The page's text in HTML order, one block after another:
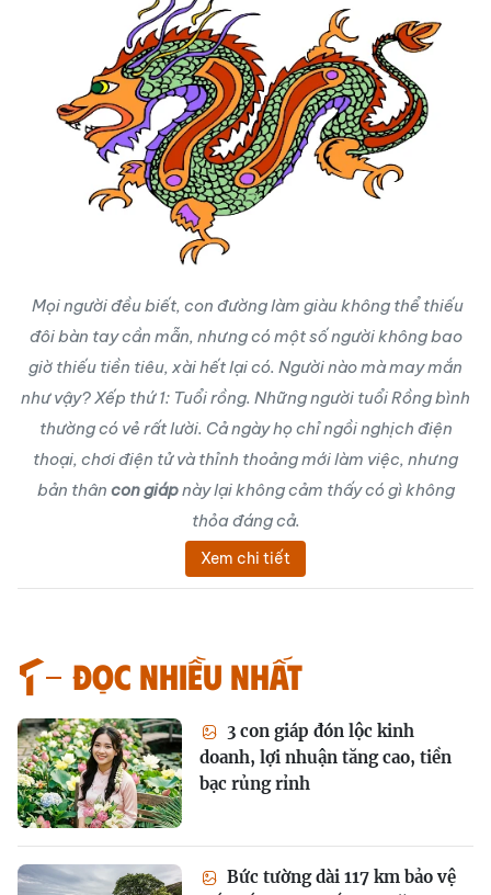
Mọi người đều biết, con đường làm giàu không thể thiếu
đôi bàn tay cần mẫn, nhưng có một số người không bao
giờ thiếu tiền tiêu, xài hết lại có. Người nào mà may mắn
như vậy? Xếp thứ 1: Tuổi rồng. Những người tuổi Rồng bình
thường có vẻ rất lười. Cả ngày họ chỉ ngồi nghịch điện
thoại, chơi điện tử và thỉnh thoảng mới làm việc, nhưng
bản thân con giápnày lại không cảm thấy có gì không
thỏa đáng cả.
Xem chi tiết
Đọc nhiều nhất
3 con giáp đón lộc kinh
doanh, lợi nhuận tăng cao, tiền
bạc rủng rỉnh
Bức tường dài 117 km bảo vệ